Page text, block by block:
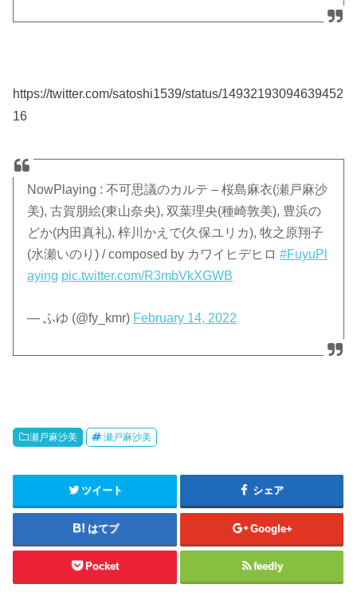
https://twitter.com/satoshi1539/status/14932193094639452
16
NowPlaying : 不可思議のカルテ – 桜島麻衣(瀬戸麻沙
美), 古賀朋絵(東山奈央), 双葉理央(種崎敦美), 豊浜の
どか(内田真礼), 梓川かえで(久保ユリカ), 牧之原翔子
(水瀬いのり) / composed by カワイヒデヒロ#FuyuPl
aying pic.twitter.com/R3mbVkXGWB
— ふゆ (@fy_kmr) February 14, 2022
瀬戸麻沙美 瀬戸麻沙美
ツイート シェア
はてブ Google+
Pocket feedly